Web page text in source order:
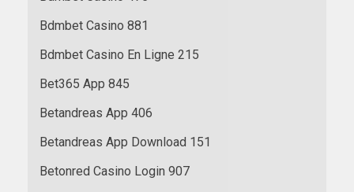
Bdmbet Casino 881
Bdmbet Casino En Ligne 215
Bet365 App 845
Betandreas App 406
Betandreas App Download 151
Betonred Casino Login 907